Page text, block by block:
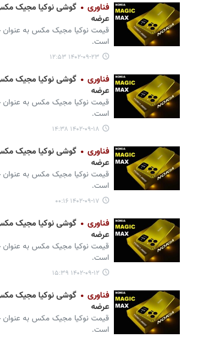
فناوری
عرضه
قیمت نوکیا مجیک مکس به عنوان
است.
۱۴۰۲-۰۹-۲۳ ۱۲:۵۳
فناوری
عرضه
قیمت نوکیا مجیک مکس به عنوان
است.
۱۴۰۲-۰۹-۱۸ ۱۴:۳۸
فناوری
عرضه
قیمت نوکیا مجیک مکس به عنوان
است.
۱۴۰۲-۰۹-۱۷ ۰۰:۱۶
فناوری
عرضه
قیمت نوکیا مجیک مکس به عنوان
است.
۱۴۰۲-۰۹-۱۲ ۱۵:۳۹
فناوری
عرضه
قیمت نوکیا مجیک مکس به عنوان
است.